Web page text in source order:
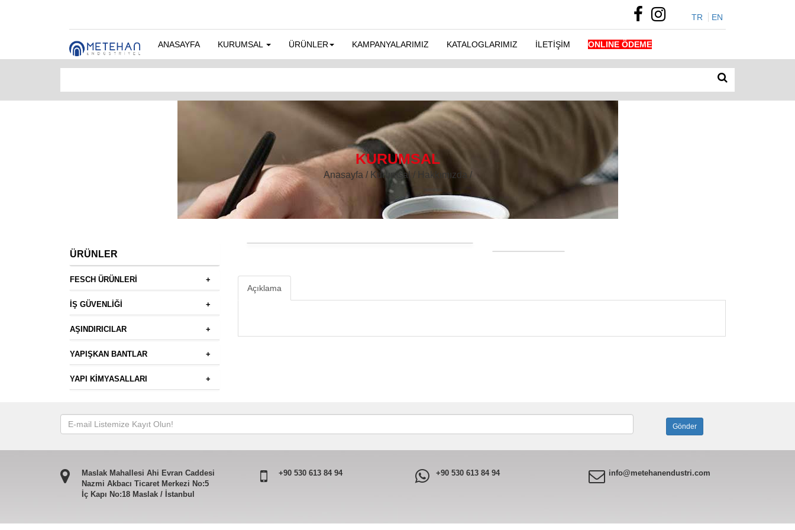
TR EN
ANASAYFA KURUMSAL ÜRÜNLER KAMPANYALARIMIZ KATALOGLARIMIZ İLETİŞİM ONLINE ÖDEME
KURUMSAL
Anasayfa / Kurumsal / Hakkımızda /
ÜRÜNLER
+
FESCH ÜRÜNLERİ
+
İŞ GÜVENLİĞİ
+
AŞINDIRICILAR
+
YAPIŞKAN BANTLAR
+
YAPI KİMYASALLARI
Açıklama
Maslak Mahallesi Ahi Evran Caddesi
Nazmi Akbacı Ticaret Merkezi No:5
İç Kapı No:18 Maslak / İstanbul
+90 530 613 84 94 +90 530 613 84 94 info@metehanendustri.com